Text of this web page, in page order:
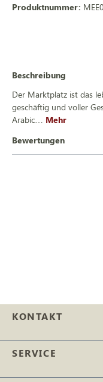
Produktnummer:
Beschreibung
Der Marktplatz ist das
geschäftig und voller
Arabic… Mehr
Bewertungen
KONTAKT
SERVICE